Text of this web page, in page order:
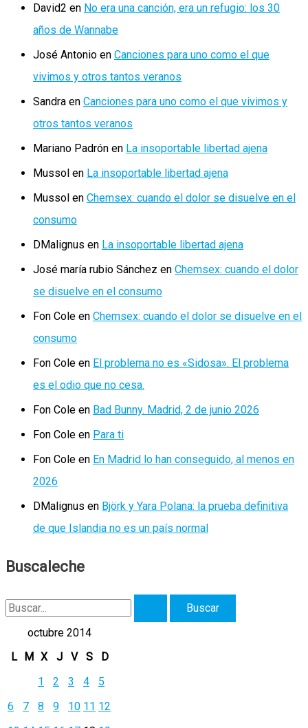
David2 en No era una canción, era un refugio: los 30
años de Wannabe
José Antonio en Canciones para uno como el que
vivimos y otros tantos veranos
Sandra en Canciones para uno como el que vivimos y
otros tantos veranos
Mariano Padrón en La insoportable libertad ajena
Mussol en La insoportable libertad ajena
Mussol en Chemsex: cuando el dolor se disuelve en el
consumo
DMalignus en La insoportable libertad ajena
José maría rubio Sánchez en Chemsex: cuando el dolor
se disuelve en el consumo
Fon Cole en Chemsex: cuando el dolor se disuelve en el
consumo
Fon Cole en El problema no es «Sidosa». El problema
es el odio que no cesa.
Fon Cole en Bad Bunny. Madrid, 2 de junio 2026
Fon Cole en Para ti
Fon Cole en En Madrid lo han conseguido, al menos en
2026
DMalignus en Björk y Yara Polana: la prueba definitiva
de que Islandia no es un país normal
Buscaleche
B
r
octubre 2014
L
M X J V S
D
1
2 3 4
5
6
7 8 9 10 11 12